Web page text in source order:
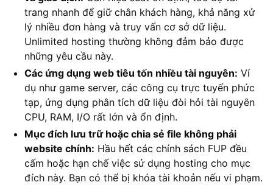
trang nhanh để giữ chân khách hàng, khả năng xử
lý nhiều đơn hàng và truy vấn cơ sở dữ liệu.
Unlimited hosting thường không đảm bảo được
những yêu cầu này.
Các ứng dụng web tiêu tốn nhiều tài nguyên: Ví
dụ như game server, các công cụ trực tuyến phức
tạp, ứng dụng phân tích dữ liệu đòi hỏi tài nguyên
CPU, RAM, I/O rất lớn và ổn định.
Mục đích lưu trữ hoặc chia sẻ file không phải
website chính: Hầu hết các chính sách FUP đều
cấm hoặc hạn chế việc sử dụng hosting cho mục
đích này. Bạn có thể bị khóa tài khoản nếu vi phạm.